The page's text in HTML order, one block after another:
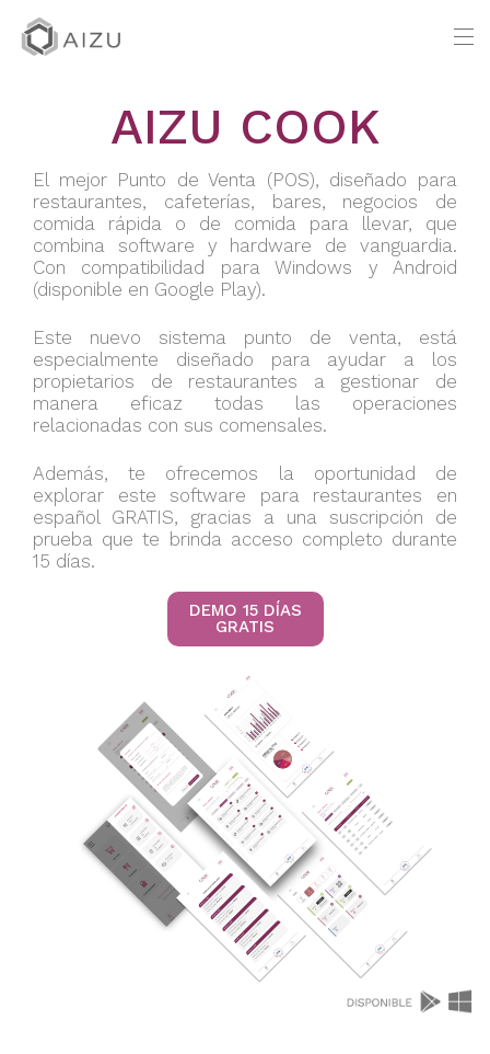
AIZU COOK
El mejor Punto de Venta (POS), diseñado para
restaurantes, cafeterías, bares, negocios de
comida rápida o de comida para llevar, que
combina software y hardware de vanguardia.
Con compatibilidad para Windows y Android
(disponible en Google Play).
Este nuevo sistema punto de venta, está
especialmente diseñado para ayudar a los
propietarios de restaurantes a gestionar de
manera eficaz todas las operaciones
relacionadas con sus comensales.
Además, te ofrecemos la oportunidad de
explorar este software para restaurantes en
español GRATIS, gracias a una suscripción de
prueba que te brinda acceso completo durante
15 días.
DEMO 15 DÍAS
GRATIS